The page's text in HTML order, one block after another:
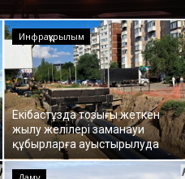
Инфрақұрылым
Екібастұзда тозығы жеткен
жылу желілері заманауи
құбырларға ауыстырылуда